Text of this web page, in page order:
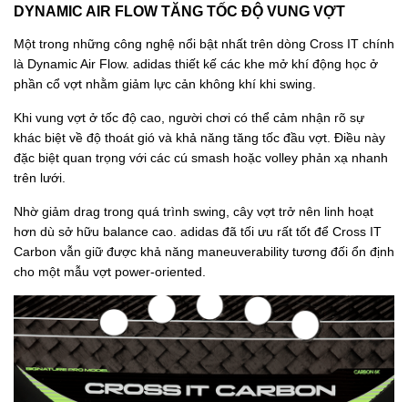
DYNAMIC AIR FLOW TĂNG TỐC ĐỘ VUNG VỢT
Một trong những công nghệ nổi bật nhất trên dòng Cross IT chính
là Dynamic Air Flow. adidas thiết kế các khe mở khí động học ở
phần cổ vợt nhằm giảm lực cản không khí khi swing.
Khi vung vợt ở tốc độ cao, người chơi có thể cảm nhận rõ sự
khác biệt về độ thoát gió và khả năng tăng tốc đầu vợt. Điều này
đặc biệt quan trọng với các cú smash hoặc volley phản xạ nhanh
trên lưới.
Nhờ giảm drag trong quá trình swing, cây vợt trở nên linh hoạt
hơn dù sở hữu balance cao. adidas đã tối ưu rất tốt để Cross IT
Carbon vẫn giữ được khả năng maneuverability tương đối ổn định
cho một mẫu vợt power-oriented.